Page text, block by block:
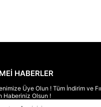
HABERLER
Üye Olun ! Tüm İndirim ve
Haberiniz Olsun !